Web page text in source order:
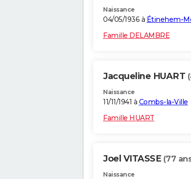
Naissance
04/05/1936 à Étinehem-
Famille DELAMBRE
Jacqueline HUART
Naissance
11/11/1941 à Combs-la-Ville
Famille HUART
Joel VITASSE (77
Naissance